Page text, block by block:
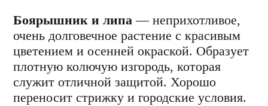
Боярышник и липа — неприхотливое,
очень долговечное растение с красивым
цветением и осенней окраской. Образует
плотную колючую изгородь, которая
служит отличной защитой. Хорошо
переносит стрижку и городские условия.